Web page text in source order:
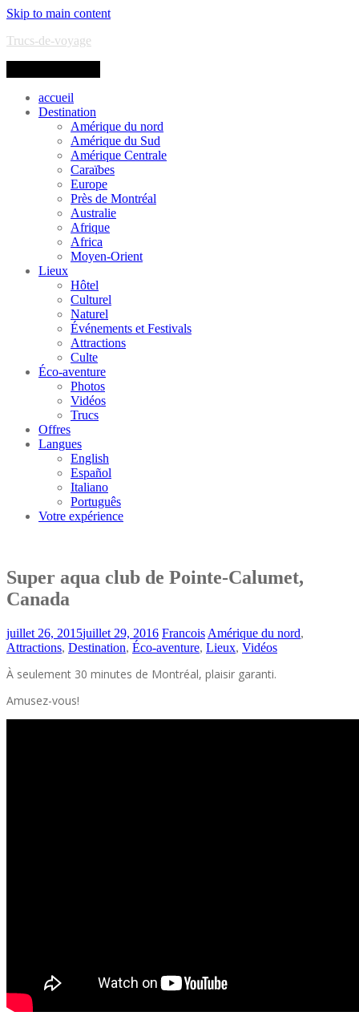
Skip to main content
Trucs-de-voyage
accueil
Destination
Amérique du nord
Amérique du Sud
Amérique Centrale
Caraïbes
Europe
Près de Montréal
Australie
Afrique
Africa
Moyen-Orient
Lieux
Hôtel
Culturel
Naturel
Événements et Festivals
Attractions
Culte
Éco-aventure
Photos
Vidéos
Trucs
Offres
Langues
English
Español
Italiano
Português
Votre expérience
Super aqua club de Pointe-Calumet,
Canada
juillet 26, 2015juillet 29, 2016 Francois Amérique du nord,
Attractions, Destination, Éco-aventure, Lieux, Vidéos
À seulement 30 minutes de Montréal, plaisir garanti.
Amusez-vous!